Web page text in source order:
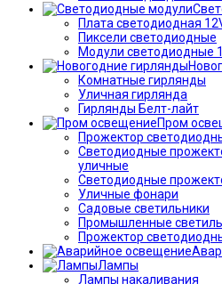
Плата светодиодная
Пиксели светодиодные
Модули светодиодные
Комнатные гирлянды
Уличная гирлянда
Гирлянды Белт-лайт
Пром
Прожектор
Светодиодные
уличные
Светодиодные
Уличные фонари
Садовые светильники
Промышленные
Прожектор
Лампы
Лампы накаливания